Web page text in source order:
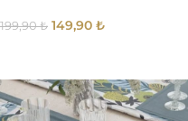
199,90₺ 149,90 ₺